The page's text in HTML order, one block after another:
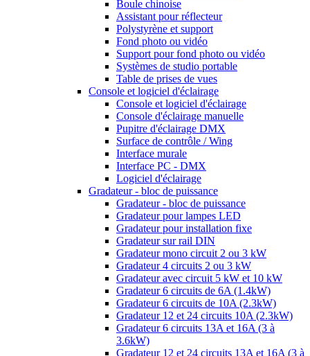
Boule chinoise
Assistant pour réflecteur
Polystyrène et support
Fond photo ou vidéo
Support pour fond photo ou vidéo
Systèmes de studio portable
Table de prises de vues
Console et logiciel d'éclairage
Console et logiciel d'éclairage
Console d'éclairage manuelle
Pupitre d'éclairage DMX
Surface de contrôle / Wing
Interface murale
Interface PC - DMX
Logiciel d'éclairage
Gradateur - bloc de puissance
Gradateur - bloc de puissance
Gradateur pour lampes LED
Gradateur pour installation fixe
Gradateur sur rail DIN
Gradateur mono circuit 2 ou 3 kW
Gradateur 4 circuits 2 ou 3 kW
Gradateur avec circuit 5 kW et 10 kW
Gradateur 6 circuits de 6A (1.4kW)
Gradateur 6 circuits de 10A (2.3kW)
Gradateur 12 et 24 circuits 10A (2.3kW)
Gradateur 6 circuits 13A et 16A (3 à
3.6kW)
Gradateur 12 et 24 circuits 13A et 16A (3 à